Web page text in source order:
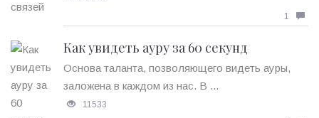
1
Как увидеть ауру за 60 секунд
Основа таланта, позволяющего видеть ауры,
заложена в каждом из нас. В ...
11533